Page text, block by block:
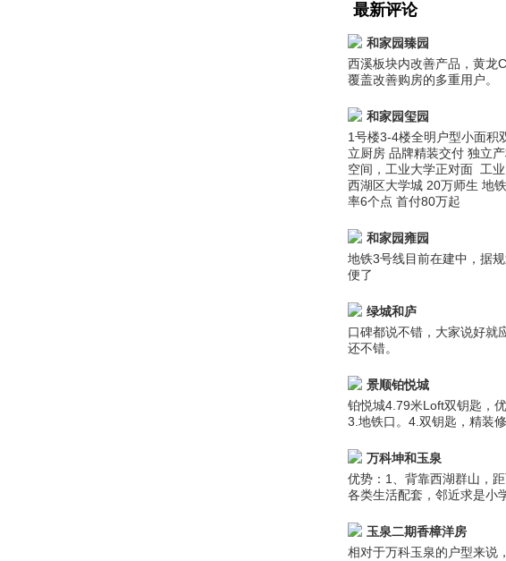
最新评论
和家园臻园
西溪板块内改善产品，黄龙
覆盖改善购房的多重用户。
和家园玺园
1号楼3-4楼全明户型小面积
立厨房 品牌精装交付 独立
空间，工业大学正对面 工
西湖区大学城 20万师生 地
率6个点 首付80万起
和家园雍园
地铁3号线目前在建中，据
便了
绿城和庐
口碑都说不错，大家说好就
还不错。
景顺铂悦城
铂悦城4.79米Loft双钥匙，
3.地铁口。4.双钥匙，精装
万科坤和玉泉
优势：1、背靠西湖群山，
各类生活配套，邻近求是小
玉泉二期香樟洋房
相对于万科玉泉的户型来说